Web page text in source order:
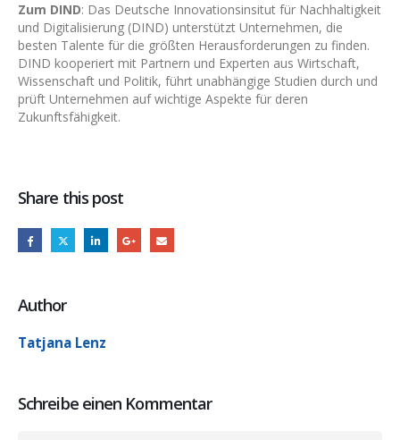
Zum DIND: Das Deutsche Innovationsinsitut für Nachhaltigkeit
und Digitalisierung (DIND) unterstützt Unternehmen, die
besten Talente für die größten Herausforderungen zu finden.
DIND kooperiert mit Partnern und Experten aus Wirtschaft,
Wissenschaft und Politik, führt unabhängige Studien durch und
prüft Unternehmen auf wichtige Aspekte für deren
Zukunftsfähigkeit.
Share this post
Author
Tatjana Lenz
Schreibe einen Kommentar